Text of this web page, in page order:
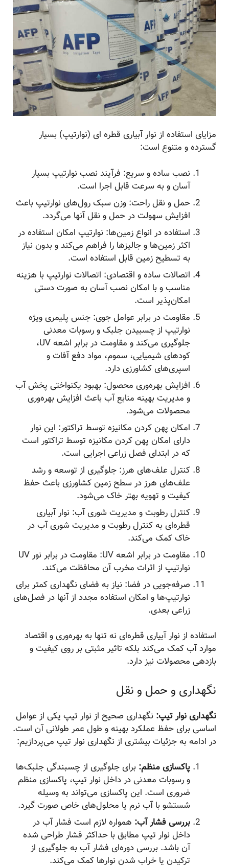
مزایای استفاده از نوار آبیاری قطره ای (نوارتیپ) بسیار
گسترده و متنوع است:
نصب ساده و سریع: فرآیند نصب نوارتیپ بسیار
آسان و به سرعت قابل اجرا است.
حمل و نقل راحت: وزن سبک رول‌های نوارتیپ باعث
افزایش سهولت در حمل و نقل آنها می‌گردد.
استفاده در انواع زمین‌ها: نوارتیپ امکان استفاده در
اکثر زمین‌ها و جالیزها را فراهم می‌کند و بدون نیاز
به تسطیح زمین قابل استفاده است.
اتصالات ساده و اقتصادی: اتصالات نوارتیپ با هزینه
مناسب و با امکان نصب آسان به صورت دستی
امکان‌پذیر است.
مقاومت در برابر عوامل جوی: جنس پلیمری ویژه
نوارتیپ از چسبیدن جلبک و رسوبات معدنی
جلوگیری می‌کند و مقاومت در برابر اشعه UV،
کودهای شیمیایی، سموم، مواد دفع آفات و
اسپری‌های کشاورزی دارد.
افزایش بهره‌وری محصول: بهبود یکنواختی پخش آب
و مدیریت بهینه منابع آب باعث افزایش بهره‌وری
محصولات می‌شود.
امکان پهن کردن مکانیزه توسط تراکتور: این نوار
دارای امکان پهن کردن مکانیزه توسط تراکتور است
که در ابتدای فصل زراعی اجرایی است.
کنترل علف‌های هرز: جلوگیری از توسعه و رشد
علف‌های هرز در سطح زمین کشاورزی باعث حفظ
کیفیت و تهویه بهتر خاک می‌شود.
کنترل رطوبت و مدیریت شوری آب: نوار آبیاری
قطره‌ای به کنترل رطوبت و مدیریت شوری آب در
خاک کمک می‌کند.
مقاومت در برابر اشعه UV: مقاومت در برابر نور UV
نوارتیپ از اثرات مخرب آن محافظت می‌کند.
صرفه‌جویی در فضا: نیاز به فضای نگهداری کمتر برای
نوارتیپ‌ها و امکان استفاده مجدد از آنها در فصل‌های
زراعی بعدی.
استفاده از نوار آبیاری قطره‌ای نه تنها به بهره‌وری و اقتصاد
موارد آب کمک می‌کند بلکه تاثیر مثبتی بر روی کیفیت و
بازدهی محصولات نیز دارد.
نگهداری و حمل و نقل
نگهداری نوار تیپ:نگهداری صحیح از نوار تیپ یکی از عوامل
اساسی برای حفظ عملکرد بهینه و طول عمر طولانی آن است.
در ادامه به جزئیات بیشتری از نگهداری نوار تیپ می‌پردازیم:
پاکسازی منظم:برای جلوگیری از چسبندگی جلبک‌ها
و رسوبات معدنی در داخل نوار تیپ، پاکسازی منظم
ضروری است. این پاکسازی می‌تواند به وسیله
شستشو با آب نرم یا محلول‌های خاص صورت گیرد.
بررسی فشار آب:همواره لازم است فشار آب در
داخل نوار تیپ مطابق با حداکثر فشار طراحی شده
آن باشد. بررسی دوره‌ای فشار آب به جلوگیری از
ترکیدن یا خراب شدن نوارها کمک می‌کند.